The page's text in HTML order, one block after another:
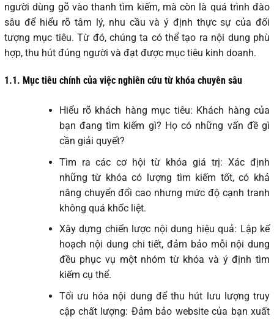
người dùng gõ vào thanh tìm kiếm, mà còn là quá trình đào
sâu để hiểu rõ tâm lý, nhu cầu và ý định thực sự của đối
tượng mục tiêu. Từ đó, chúng ta có thể tạo ra nội dung phù
hợp, thu hút đúng người và đạt được mục tiêu kinh doanh.
1.1. Mục tiêu chính của việc nghiên cứu từ khóa chuyên sâu
Hiểu rõ khách hàng mục tiêu: Khách hàng của
bạn đang tìm kiếm gì? Họ có những vấn đề gì
cần giải quyết?
Tìm ra các cơ hội từ khóa giá trị: Xác định
những từ khóa có lượng tìm kiếm tốt, có khả
năng chuyển đổi cao nhưng mức độ cạnh tranh
không quá khốc liệt.
Xây dựng chiến lược nội dung hiệu quả: Lập kế
hoạch nội dung chi tiết, đảm bảo mỗi nội dung
đều phục vụ một nhóm từ khóa và ý định tìm
kiếm cụ thể.
Tối ưu hóa nội dung để thu hút lưu lượng truy
cập chất lượng: Đảm bảo website của bạn xuất